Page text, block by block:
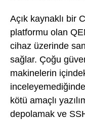
Açık kaynaklı bir
platformu olan
cihaz üzerinde
sağlar. Çoğu
makinelerin
kötü amaçlı
depolamak ve